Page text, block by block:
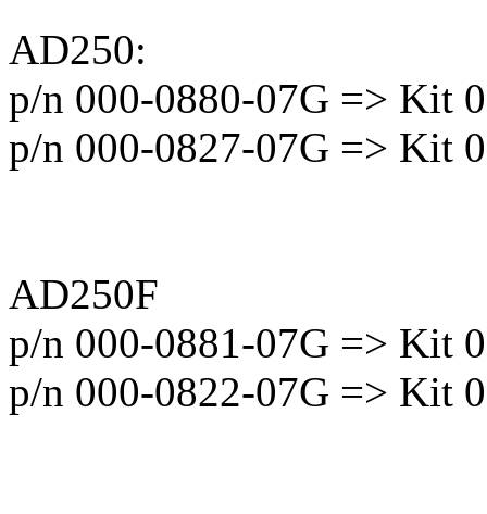
AD250:
p/n 000-0880-07G => Kit
p/n 000-0827-07G => Kit
AD250F
p/n 000-0881-07G => Kit
p/n 000-0822-07G => Kit